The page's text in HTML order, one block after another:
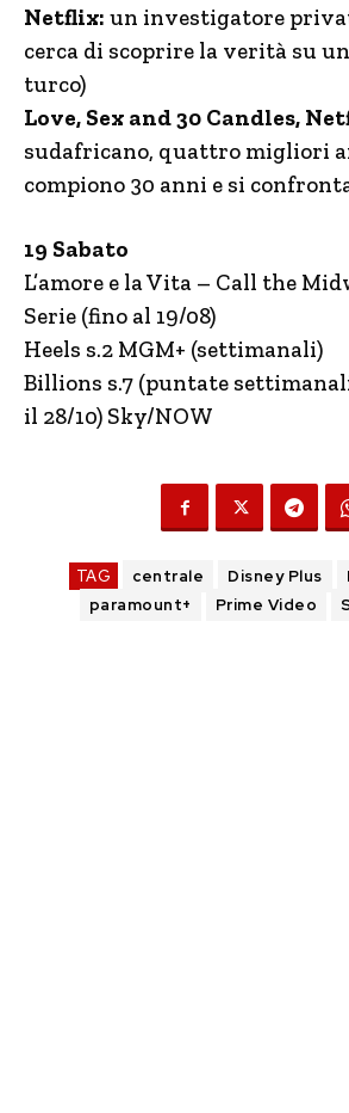
Netflix: un investigatore
cerca di scoprire la verità su
turco)
Love, Sex and 30 Candles,
sudafricano, quattro migliori
compiono 30 anni e si
19 Sabato
L’amore e la Vita – Call the
Serie (fino al 19/08)
Heels s.2 MGM+ (settimanali)
Billions s.7 (puntate
il 28/10) Sky/NOW
TAG centrale Disney Plus
paramount+
Prime Video